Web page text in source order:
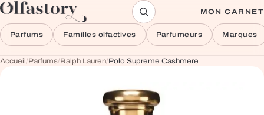
Aller au contenu MON CARNET
Parfums Familles olfactives Parfumeurs Marques
Accueil/Parfums/Ralph Lauren/Polo Supreme Cashmere